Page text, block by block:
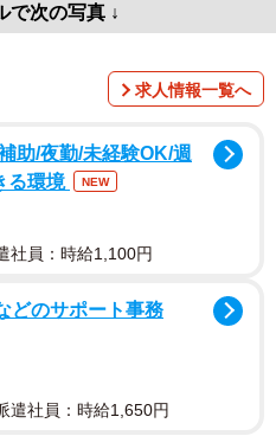
で次の写真 ↓
求人情報一覧へ
助/夜勤/未経験OK/週
る環境
NEW
社員：時給1,100円
どのサポート事務
遣社員：時給1,650円